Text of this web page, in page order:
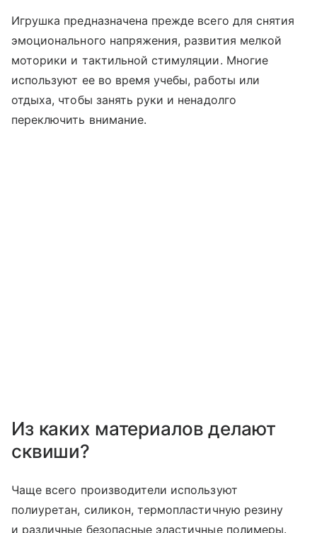
Игрушка предназначена прежде всего для снятия
эмоционального напряжения, развития мелкой
моторики и тактильной стимуляции. Многие
используют ее во время учебы, работы или
отдыха, чтобы занять руки и ненадолго
переключить внимание.
Из каких материалов делают
сквиши?
Чаще всего производители используют
полиуретан, силикон, термопластичную резину
и различные безопасные эластичные полимеры.